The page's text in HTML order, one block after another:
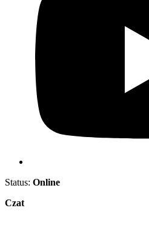
Status: Online
Czat